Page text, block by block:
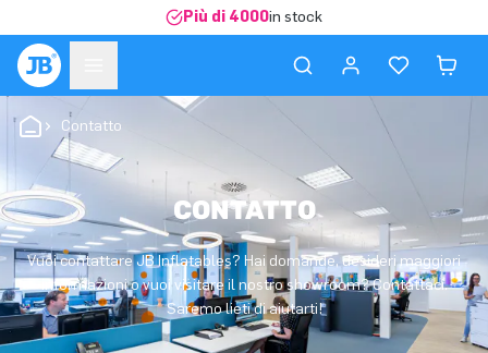
Più di 4000in stock
Contatto
CONTATTO
Vuoi contattare JB Inflatables? Hai domande, desideri maggiori
informazioni o vuoi visitare il nostro showroom? Contattaci.
Saremo lieti di aiutarti!